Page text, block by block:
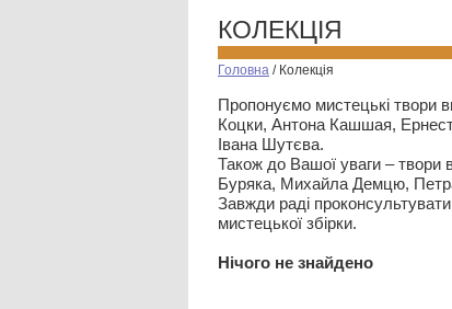
КОЛЕКЦІЯ
Головна / Колекція
Пропонуємо мистецькі твори
Коцки, Антона Кашшая,
Івана Шутєва.
Також до Вашої уваги – твори
Буряка, Михайла Демцю,
Завжди раді
мистецької збірки.
Нiчого не знайдено